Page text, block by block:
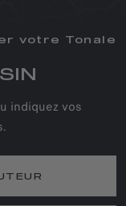
votre Tonale
indiquez vos